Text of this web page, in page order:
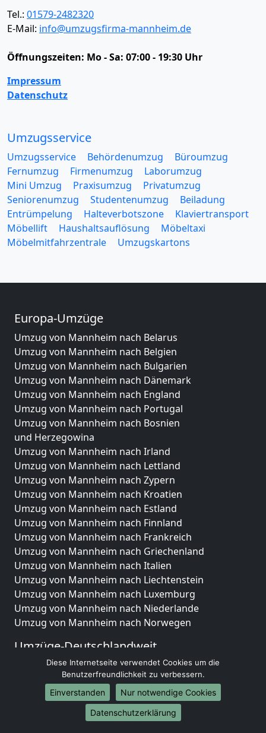
Tel.: 01579-2482320
E-Mail: info@umzugsfirma-mannheim.de
Öffnungszeiten: Mo - Sa: 07:00 - 19:30 Uhr
Impressum
Datenschutz
Umzugsservice
Umzugsservice Behördenumzug
Büroumzug
Fernumzug
Firmenumzug
Laborumzug
Mini Umzug
Praxisumzug
Privatumzug
Seniorenumzug
Studentenumzug
Beiladung
Entrümpelung
Halteverbotszone
Klaviertransport
Möbellift
Haushaltsauflösung
Möbeltaxi
Möbelmitfahrzentrale
Umzugskartons
Europa-Umzüge
Umzug von Mannheim nach Belarus
Umzug von Mannheim nach Belgien
Umzug von Mannheim nach Bulgarien
Umzug von Mannheim nach Dänemark
Umzug von Mannheim nach England
Umzug von Mannheim nach Portugal
Umzug von Mannheim nach Bosnien
und Herzegowina
Umzug von Mannheim nach Irland
Umzug von Mannheim nach Lettland
Umzug von Mannheim nach Zypern
Umzug von Mannheim nach Kroatien
Umzug von Mannheim nach Estland
Umzug von Mannheim nach Finnland
Umzug von Mannheim nach Frankreich
Umzug von Mannheim nach Griechenland
Umzug von Mannheim nach Italien
Umzug von Mannheim nach Liechtenstein
Umzug von Mannheim nach Luxemburg
Umzug von Mannheim nach Niederlande
Umzug von Mannheim nach Norwegen
Umzüge-Deutschlandweit
Umzug von Mannheim nach Berlin
Umzug von Mannheim nach Hamburg
Umzug von Mannheim nach München
Umzug von Mannheim nach Köln
Umzug von Mannheim nach Frankfurt am Main
Diese Internetseite verwendet Cookies um die
Benutzerfreundlichkeit zu verbessern.
Einverstanden
Nur notwendige Cookies
Datenschutzerklärung